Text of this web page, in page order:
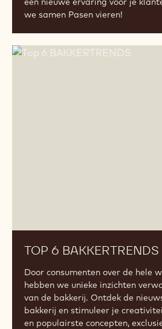
we samen Pasen vieren!
TOP 6 BAKKERTRENDS
Door consumenten over de hele
hebben we unieke inzichten
van de bakkerij. Ontdek de
bakkerij en stimuleer je
en populairste concepten,
Top